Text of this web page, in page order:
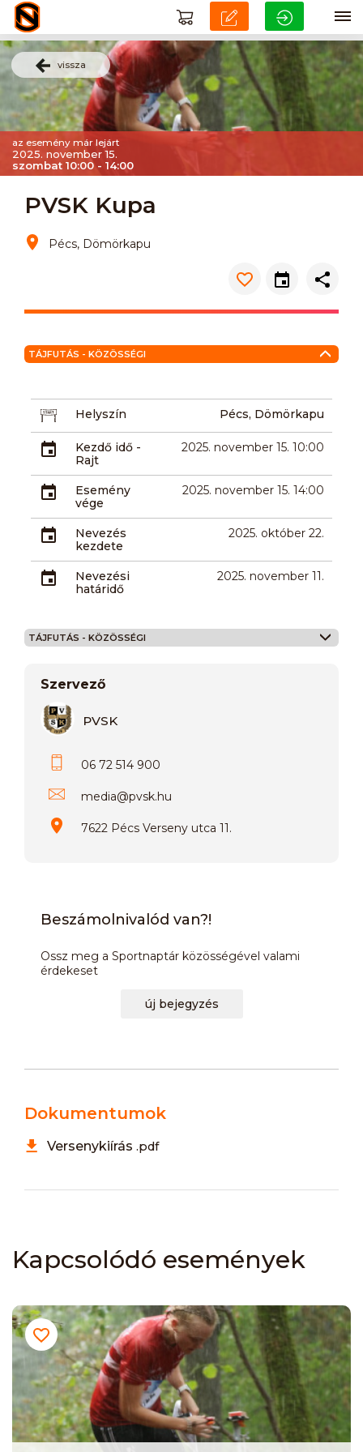
vissza
az esemény már lejárt
2025. november 15.
szombat 10:00 - 14:00
PVSK Kupa
Pécs, Dömörkapu
TÁJFUTÁS - KÖZÖSSÉGI
Helyszín Pécs, Dömörkapu
Kezdő idő -
Rajt
2025. november 15. 10:00
Esemény
vége
2025. november 15. 14:00
Nevezés
kezdete
2025. október 22.
Nevezési
határidő
2025. november 11.
TÁJFUTÁS - KÖZÖSSÉGI
Szervező
PVSK
06 72 514 900
media@pvsk.hu
7622 Pécs Verseny utca 11.
Beszámolnivalód van?!
Ossz meg a Sportnaptár közösségével valami
érdekeset
új bejegyzés
Dokumentumok
Versenykiírás .pdf
Kapcsolódó események